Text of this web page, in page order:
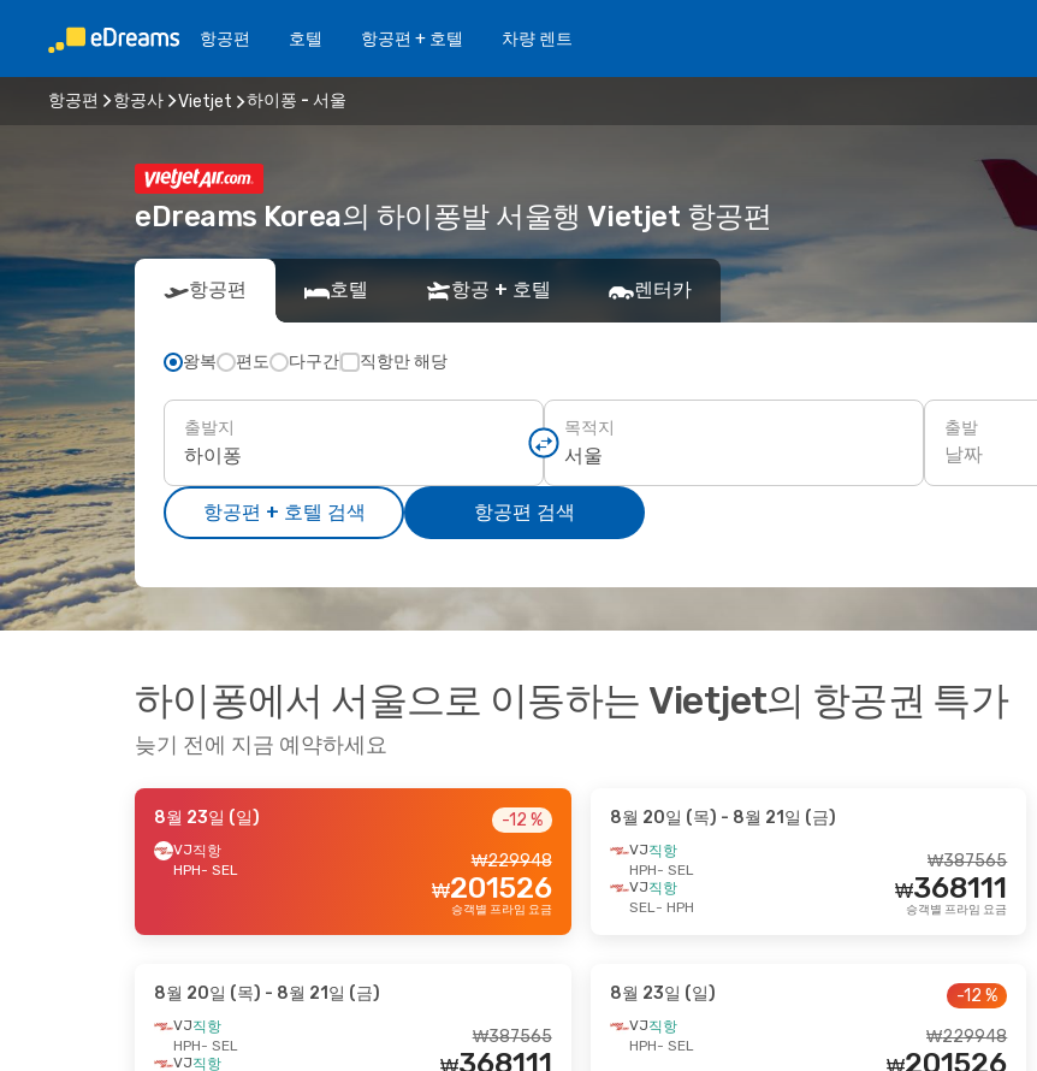
항공편 호텔 항공편 + 호텔 차량 렌트
항공편 항공사 Vietjet 하이퐁 - 서울
eDreams Korea의 하이퐁발 서울행 Vietjet 항공편
항공편 호텔 항공 + 호텔 렌터카
왕복 편도 다구간 직항만 해당
출발지 목적지 출발
날짜
항공편 + 호텔 검색 항공편 검색
하이퐁에서 서울으로 이동하는 Vietjet의 항공권 특가
늦기 전에 지금 예약하세요
8월 23일 (일)
VJ직항
HPH- SEL
-12 %
229948
₩
201526
₩
승객별 프라임 요금
8월 20일 (목) - 8월 21일 (금)
VJ직항
HPH- SEL
VJ직항
SEL- HPH
387565
₩
368111
₩
승객별 프라임 요금
8월 20일 (목) - 8월 21일 (금)
VJ직항
HPH- SEL
VJ직항
387565
₩
368111
8월 23일 (일)
VJ직항
HPH- SEL
-12 %
229948
₩
201526